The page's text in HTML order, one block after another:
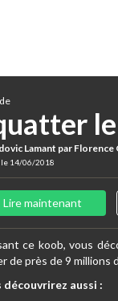
Lamant par Florence
14/06/2018
Lire maintenant
ce koob, vous
de près de 9 millions
découvrirez aussi :